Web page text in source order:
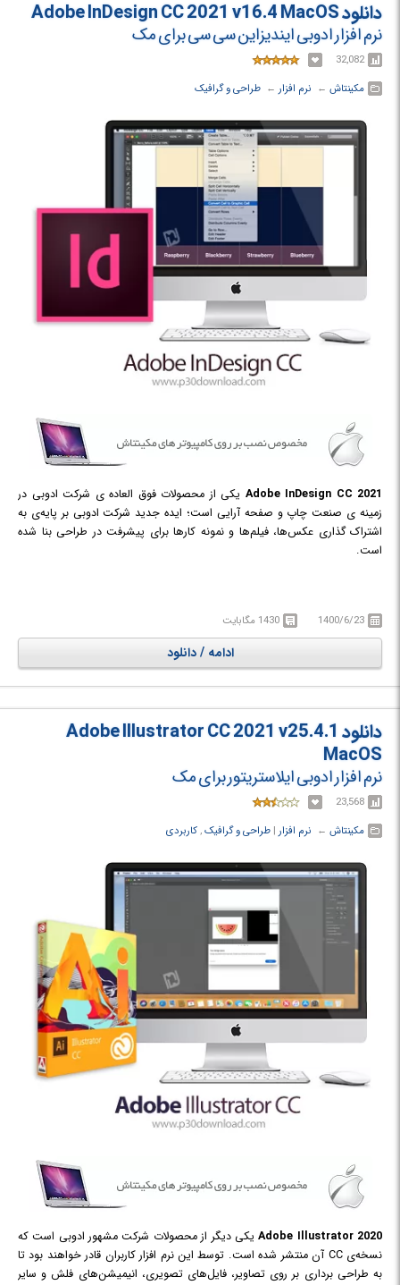
خوبی داشت تا بتوانیم در محیط افتر افکت همزمان با کار، با کیفیت بالا پروژه را
مشاهده کنیم. CineWare در افتر افکت به شکل یک لایه است که می توانید پروژه
را وارد کنید.
دانلود Adobe InDesign CC 2021 v16.4 MacOS
نرم افزار ادوبی ایندیزاین سی سی برای مک
32,082
مکینتاش ← ‏ نرم افزار ← ‏ طراحی و گرافیک
Adobe InDesign CC 2021 یکی از محصولات فوق العاده ی شرکت ادوبی در
زمینه ی صنعت چاپ و صفحه آرایی است؛ ایده جدید شرکت ادوبی بر پایه‌ی به
اشتراک گذاری عکس‌ها، فیلم‌ها و نمونه کارها برای پیشرفت در طراحی بنا شده
است.
1400/6/23 1430 مگابایت
ادامه / دانلود
دانلود Adobe Illustrator CC 2021 v25.4.1
MacOS
نرم افزار ادوبی ایلاستریتور برای مک
23,568
مکینتاش ← ‏ نرم افزار ‏| طراحی و گرافیک,کاربردی
Adobe Illustrator 2020یکی دیگر از محصولات شرکت مشهور ادوبی است که
نسخه‌ی CC آن منتشر شده است. توسط این نرم افزار کاربران قادر خواهند بود تا
به طراحی برداری بر روی تصاویر، فایل‌های تصویری، انیمیشن‌های فلش و سایر